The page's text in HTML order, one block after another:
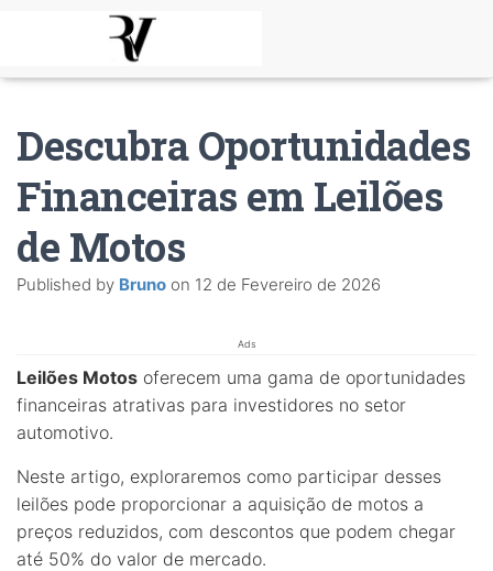
Descubra Oportunidades
Financeiras em Leilões
de Motos
Published by Bruno on 12 de Fevereiro de 2026
Ads
Leilões Motos oferecem uma gama de oportunidades
financeiras atrativas para investidores no setor
automotivo.
Neste artigo, exploraremos como participar desses
leilões pode proporcionar a aquisição de motos a
preços reduzidos, com descontos que podem chegar
até 50% do valor de mercado.